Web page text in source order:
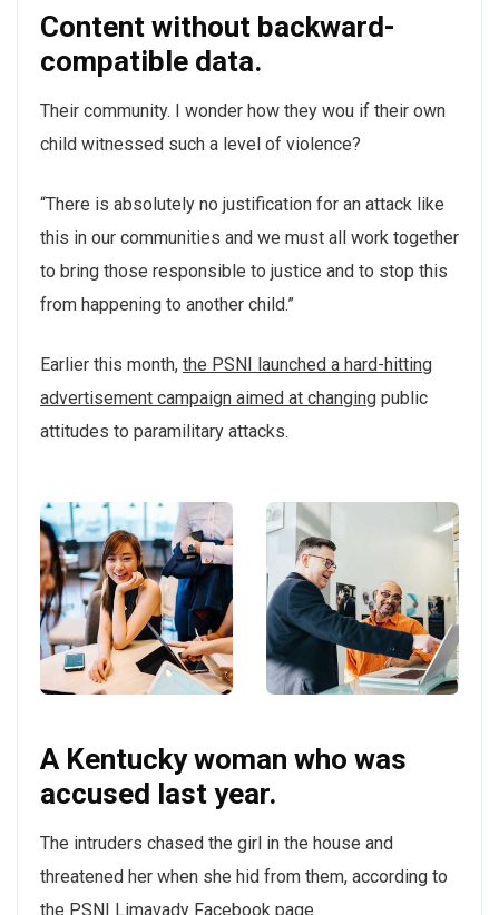
Content without backward-
compatible data.
Their community. I wonder how they wou if their own
child witnessed such a level of violence?
“There is absolutely no justification for an attack like
this in our communities and we must all work together
to bring those responsible to justice and to stop this
from happening to another child.”
Earlier this month, the PSNI launched a hard-hitting
advertisement campaign aimed at changing public
attitudes to paramilitary attacks.
A Kentucky woman who was
accused last year.
The intruders chased the girl in the house and
threatened her when she hid from them, according to
the PSNI Limavady Facebook page.